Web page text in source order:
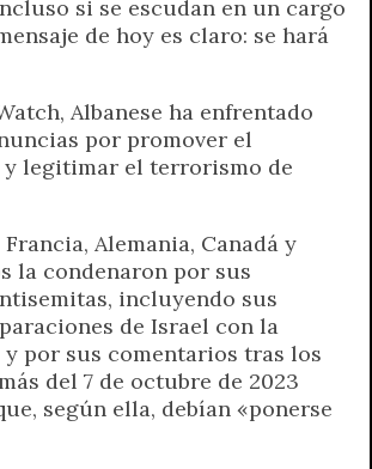
si se escudan en un cargo
de hoy es claro: se hará
Albanese ha enfrentado
por promover el
legitimar el terrorismo de
Alemania, Canadá y
la condenaron por sus
incluyendo sus
de Israel con la
y por sus comentarios tras los
del 7 de octubre de 2023
según ella, debían «ponerse